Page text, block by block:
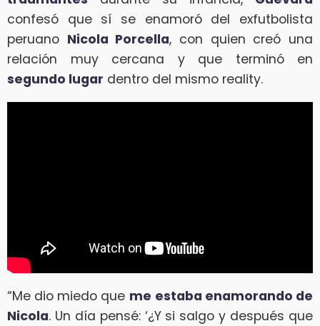
confesó que sí se enamoró del exfutbolista
peruano Nicola Porcella, con quien creó una
relación muy cercana y que terminó en
segundo lugar dentro del mismo reality.
“Me dio miedo que me estaba enamorando de
Nicola. Un día pensé: ‘¿Y si salgo y después que